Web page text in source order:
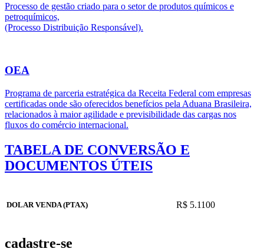
Processo de gestão criado para o setor de produtos químicos e
petroquímicos,
(Processo Distribuição Responsável).
OEA
Programa de parceria estratégica da Receita Federal com empresas
certificadas onde são oferecidos benefícios pela Aduana Brasileira,
relacionados à maior agilidade e previsibilidade das cargas nos
fluxos do comércio internacional.
TABELA DE CONVERSÃO E
DOCUMENTOS ÚTEIS
DOLAR VENDA (PTAX) R$ 5.1100
cadastre-se